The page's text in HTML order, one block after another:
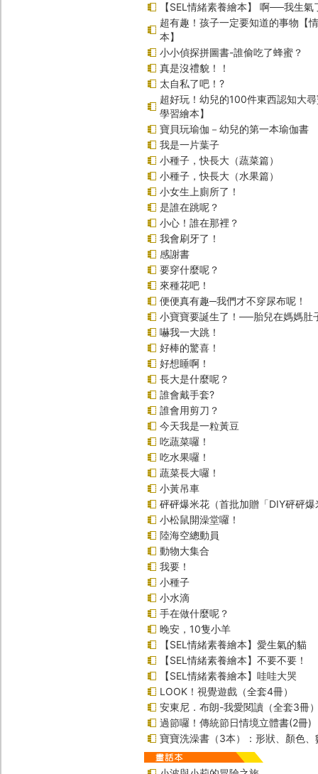
【SEL情緒素養繪本】 啊──我生氣
超有趣！孩子一定要知道的事物【
本】
小小偵探拼圖書-誰偷吃了蜂蜜？
真是沒禮貌！！
太自私了吧！?
超好玩！幼兒的100件東西認知大
學習繪本】
寶貝玩瑜伽－幼兒的第一本瑜伽書
我是一片葉子
小種子，快長大（蔬菜篇）
小種子，快長大（水果篇）
小女生上廁所了！
是誰在跳呢？
小心！誰在那裡？
我會刷牙了！
感謝書
要穿什麼呢？
來種花吧！
便便真有趣─我們才不穿尿布呢！
小寶寶要誕生了！──胎兒在媽媽肚
嚇我一大跳！
好棒的驚喜！
好想睡啊！
長大是什麼呢？
誰會戴手套?
誰會用剪刀？
今天我是一粒黃豆
吃蔬菜囉！
吃水果囉！
蔬菜長大囉！
小黃吊車
砰砰爆米花（首批加贈「DIY砰砰
小松鼠開澡堂囉！
陸海空總動員
動物大集合
我要！
小種子
小水滴
手在做什麼呢？
晚安，10隻小羊
【SEL情緒素養繪本】愛生氣的貓
【SEL情緒素養繪本】不要不要！
【SEL情緒素養繪本】哇哇大哭
LOOK！視覺遊戲（全套4冊）
安東尼．布朗-我愛閱讀（全套3冊
過節囉！傳統節日情境立體書(2冊)
寶寶洗澡書（3本）：形狀、顏色、